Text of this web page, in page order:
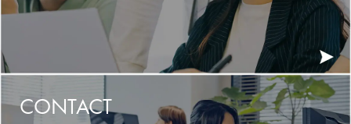
CONTACT